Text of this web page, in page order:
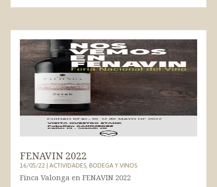
FENAVIN 2022
16/05/22|ACTIVIDADES,BODEGA Y VINOS
Finca Valonga en FENAVIN 2022